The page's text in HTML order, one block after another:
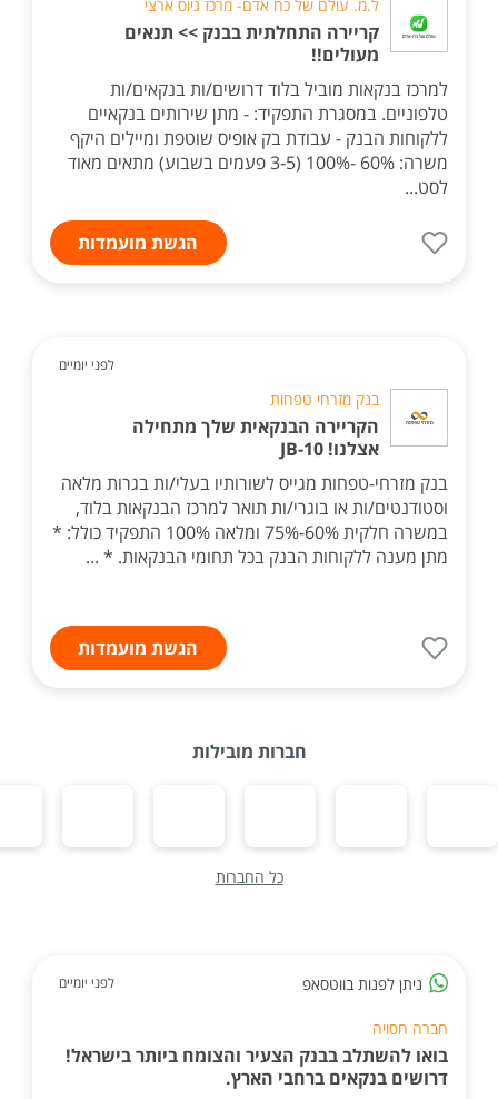
ל.מ. עולם של כח אדם- מרכז גיוס ארצי
קריירה התחלתית בבנק >> תנאים
מעולים!!
למרכז בנקאות מוביל בלוד דרושים/ות בנקאים/ות
טלפוניים. במסגרת התפקיד: - מתן שירותים בנקאיים
ללקוחות הבנק - עבודת בק אופיס שוטפת ומיילים היקף
משרה: 60% -100% (3-5 פעמים בשבוע) מתאים מאוד
לסט...
הגשת מועמדות
לפני יומיים
בנק מזרחי טפחות
הקריירה הבנקאית שלך מתחילה
אצלנו! JB-10
בנק מזרחי-טפחות מגייס לשורותיו בעלי/ות בגרות מלאה
וסטודנטים/ות או בוגרי/ות תואר למרכז הבנקאות בלוד,
במשרה חלקית 60%-75% ומלאה 100% התפקיד כולל: *
מתן מענה ללקוחות הבנק בכל תחומי הבנקאות. * ...
הגשת מועמדות
חברות מובילות
כל החברות
ניתן לפנות בווטסאפ לפני יומיים
חברה חסויה
בואו להשתלב בבנק הצעיר והצומח ביותר בישראל!
דרושים בנקאים ברחבי הארץ.